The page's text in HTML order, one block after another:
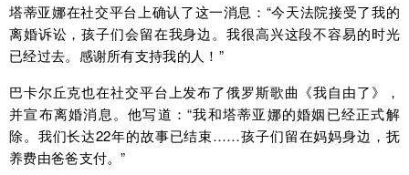
塔蒂亚娜在社交平台上确认了这一消息：“今天法院接受了我的
离婚诉讼，孩子们会留在我身边。我很高兴这段不容易的时光
已经过去。感谢所有支持我的人！”
巴卡尔丘克也在社交平台上发布了俄罗斯歌曲《我自由了》，
并宣布离婚消息。他写道：“我和塔蒂亚娜的婚姻已经正式解
除。我们长达22年的故事已结束……孩子们留在妈妈身边，抚
养费由爸爸支付。”